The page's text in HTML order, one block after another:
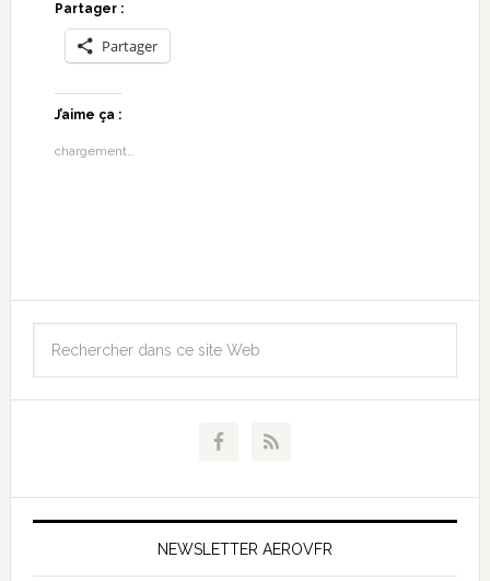
Partager :
Partager
J’aime ça :
chargement…
NEWSLETTER AEROVFR